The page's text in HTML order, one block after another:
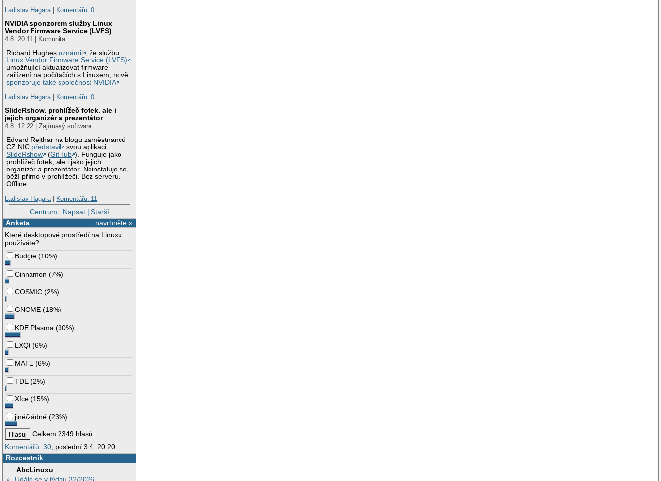
Ladislav Hagara| Komentářů: 0
NVIDIA sponzorem služby Linux
Vendor Firmware Service (LVFS)
4.8. 20:11 | Komunita
Richard Hughesoznámil
, že službu
Linux Vendor Firmware Service (LVFS)
umožňující aktualizovat firmware
zařízení na počítačích s Linuxem, nově
sponzoruje také společnost NVIDIA .
Ladislav Hagara| Komentářů: 0
SlideRshow, prohlížeč fotek, ale i
jejich organizér a prezentátor
4.8. 12:22 | Zajímavý software
Edvard Rejthar na blogu zaměstnanců
CZ.NIC představil
svou aplikaci
SlideRshow
(GitHub ). Funguje jako
prohlížeč fotek, ale i jako jejich
organizér a prezentátor. Neinstaluje se,
běží přímo v prohlížeči. Bez serveru.
Offline.
Ladislav Hagara| Komentářů: 11
Centrum | Napsat| Starší
navrhněte »
Anketa
Které desktopové prostředí na Linuxu
používáte?
Budgie (10%)
Cinnamon (7%)
COSMIC (2%)
GNOME (18%)
KDE Plasma (30%)
LXQt (6%)
MATE (6%)
TDE (2%)
Xfce (15%)
jiné/žádné (23%)
Celkem 2349 hlasů
Komentářů: 30 , poslední 3.4. 20:20
Rozcestník
AbcLinuxu
Událo se v týdnu 32/2026